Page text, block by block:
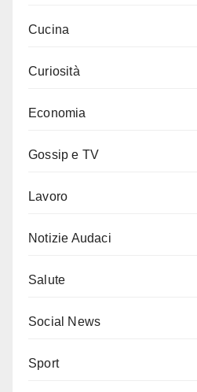
Cucina
Curiosità
Economia
Gossip e TV
Lavoro
Notizie Audaci
Salute
Social News
Sport